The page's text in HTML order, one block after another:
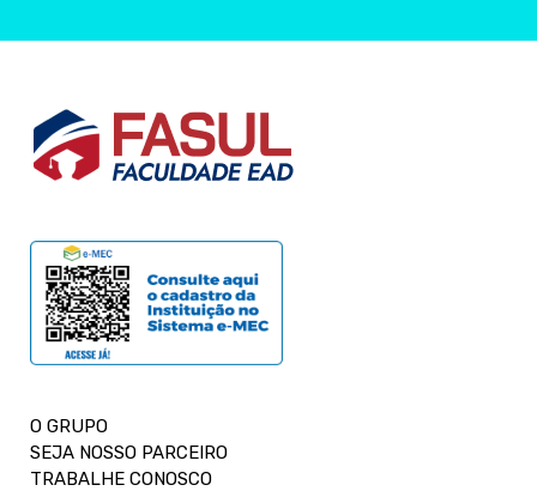
O GRUPO
SEJA NOSSO PARCEIRO
TRABALHE CONOSCO